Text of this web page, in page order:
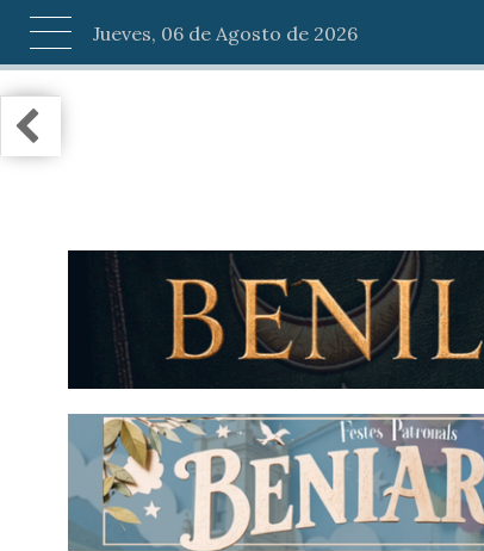
Jueves, 06 de Agosto de 2026